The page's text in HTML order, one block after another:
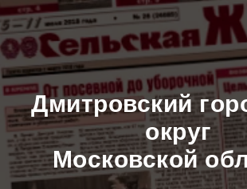
Дмитровский
округ
Московской